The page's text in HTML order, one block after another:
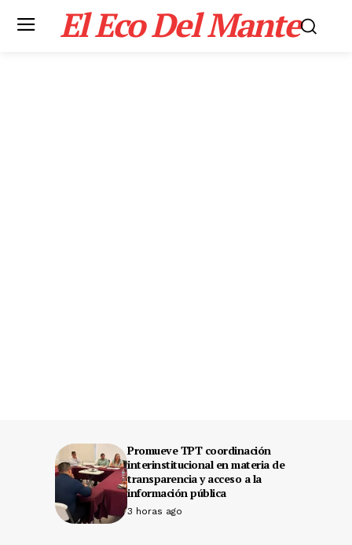
El Eco Del Mante
Promueve TPT coordinación
interinstitucional en materia de
transparencia y acceso a la
información pública
3 horas ago